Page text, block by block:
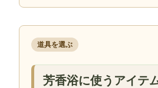
道具を選ぶ
芳香浴に使うアイテ